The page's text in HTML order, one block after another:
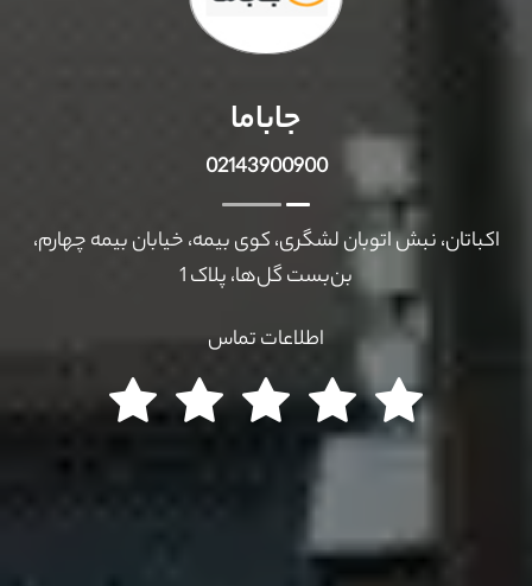
جاباما
02143900900
اکباتان، نبش اتوبان لشگری، کوی بیمه، خیابان بیمه چهارم،
بن‌بست گل‌ها، پلاک 1
اطلاعات تماس